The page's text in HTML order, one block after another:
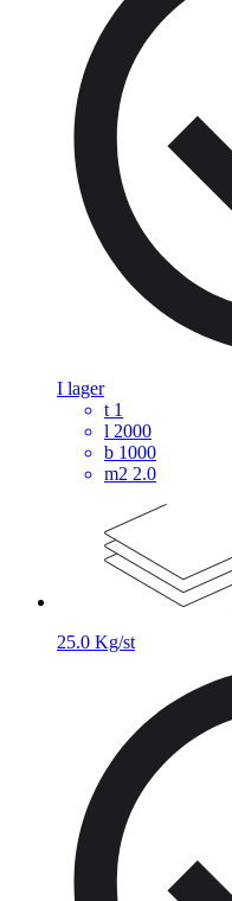
I lager
t 1
l 2000
b 1000
m2 2.0
25.0 Kg/st